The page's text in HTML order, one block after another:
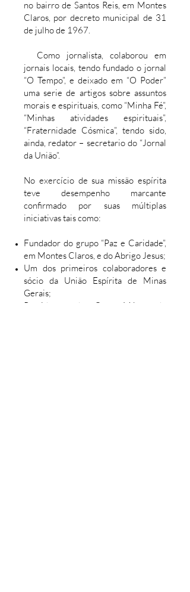
no bairro de Santos Reis, em Montes
Claros, por decreto municipal de 31
de julho de 1967.
Como jornalista, colaborou em
jornais locais, tendo fundado o jornal
“O Tempo”, e deixado em “O Poder”
uma serie de artigos sobre assuntos
morais e espirituais, como “Minha Fé”,
“Minhas atividades espirituais”,
“Fraternidade Cósmica”, tendo sido,
ainda, redator – secretario do “Jornal
da União”.
​No exercício de sua missão espírita
teve desempenho marcante
confirmado por suas múltiplas
iniciativas tais como:
​Fundador do grupo “Paz e Caridade”,
em Montes Claros, e do Abrigo Jesus;
Um dos primeiros colaboradores e
sócio da União Espírita de Minas
Gerais;
Presidente da Casa Máter do